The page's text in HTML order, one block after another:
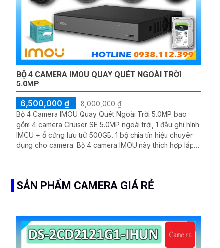
BỘ 4 CAMERA IMOU QUAY QUÉT NGOÀI TRỜI
5.0MP
6,500,000 ₫
8,000,000 ₫
Bộ 4 Camera IMOU Quay Quét Ngoài Trời 5.0MP bao
gồm 4 camera Cruiser SE 5.0MP ngoài trời, 1 đầu ghi hình
IMOU + ổ cứng lưu trữ 500GB, 1 bộ chia tín hiệu chuyên
dụng cho camera. Bộ 4 camera IMOU này thích hợp lắp
SẢN PHẨM CAMERA GIÁ RẺ